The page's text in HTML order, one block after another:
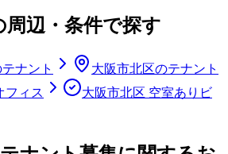
周辺・条件で探す
ナント
大阪市北区のテナント
フィス
大阪市北区 空室ありビ